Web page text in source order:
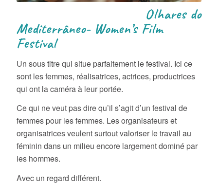
Olhares do
Mediterrâneo- Women’s Film
Festival
Un sous titre qui situe parfaitement le festival. Ici ce
sont les femmes, réalisatrices, actrices, productrices
qui ont la caméra à leur portée.
Ce qui ne veut pas dire qu’il s’agit d’un festival de
femmes pour les femmes. Les organisateurs et
organisatrices veulent surtout valoriser le travail au
féminin dans un milieu encore largement dominé par
les hommes.
Avec un regard différent.